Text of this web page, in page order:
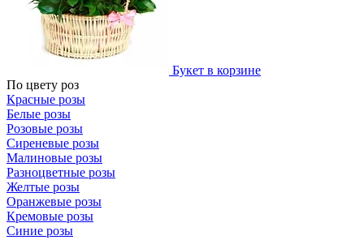
Букет в корзине
По цвету роз
Красные розы
Белые розы
Розовые розы
Сиреневые розы
Малиновые розы
Разноцветные розы
Желтые розы
Оранжевые розы
Кремовые розы
Синие розы